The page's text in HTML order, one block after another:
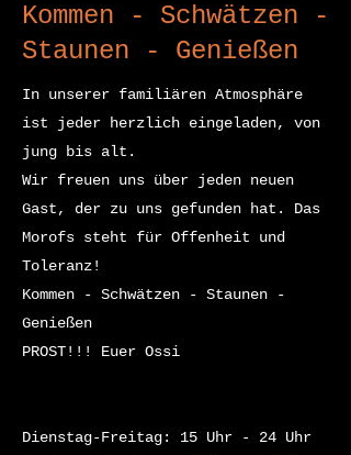
Kommen - Schwätzen -
Staunen - Genießen
In unserer familiären Atmosphäre
ist jeder herzlich eingeladen, von
jung bis alt.
Wir freuen uns über jeden neuen
Gast, der zu uns gefunden hat. Das
Morofs steht für Offenheit und
Toleranz!
Kommen - Schwätzen - Staunen -
Genießen
PROST!!! Euer Ossi
Dienstag-Freitag: 15 Uhr - 24 Uhr